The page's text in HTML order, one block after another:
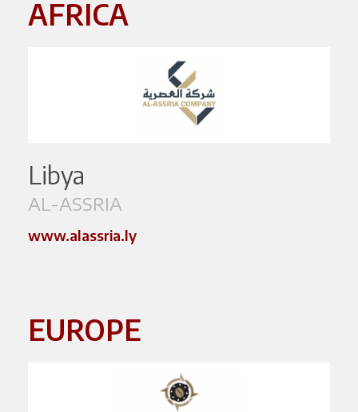
AFRICA
Libya
AL-ASSRIA
www.alassria.ly
EUROPE